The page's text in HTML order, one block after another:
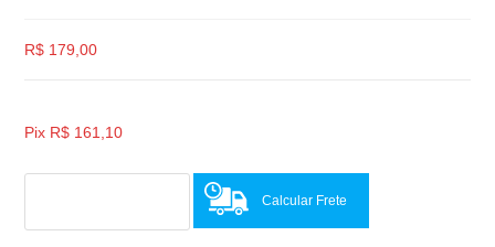
R$ 179,00
Pix R$ 161,10
Calcular Frete